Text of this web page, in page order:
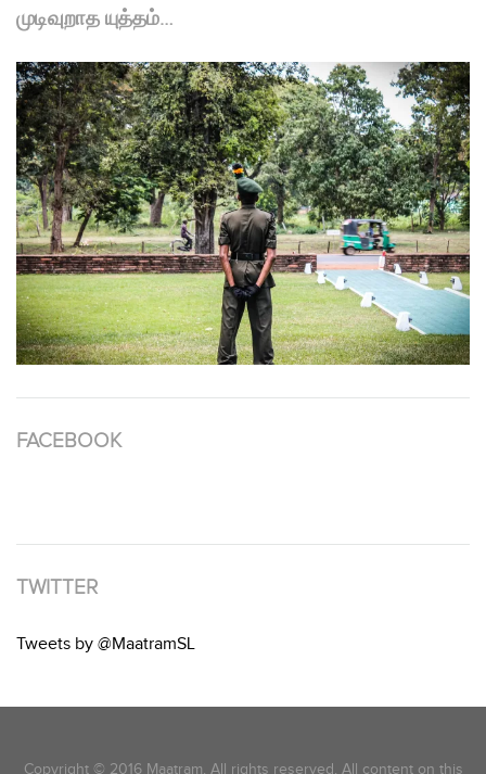
முடிவுறாத யுத்தம்…
FACEBOOK
TWITTER
Tweets by @MaatramSL
Copyright © 2016 Maatram. All rights reserved. All content on this